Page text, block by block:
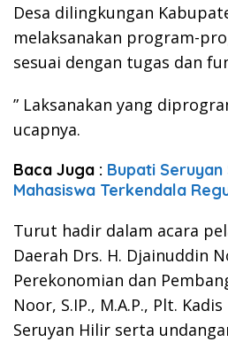
Desa dilingkungan
melaksanakan program-
sesuai dengan tugas dan
” Laksanakan yang
ucapnya.
Baca Juga : Bupati
Mahasiswa Terkendala
Turut hadir dalam acara
Daerah Drs. H. Djainuddin
Perekonomian dan
Noor, S.IP., M.A.P., Plt.
Seruyan Hilir serta